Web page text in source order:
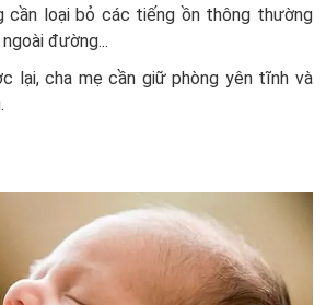
cần loại bỏ các tiếng ồn thông thường
đường...
lại, cha mẹ cần giữ phòng yên tĩnh và